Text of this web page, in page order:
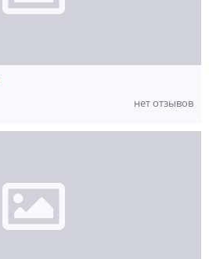
нет отзывов